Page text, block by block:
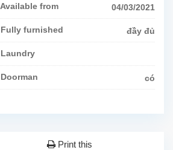
Available from 04/03/2021
Fully furnished đầy đủ
Laundry
Doorman có
Print this